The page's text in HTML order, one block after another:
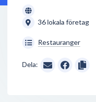
36 lokala företag
Restauranger
Dela: